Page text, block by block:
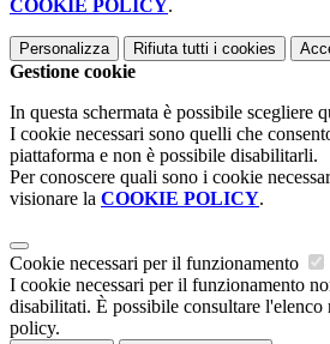
COOKIE POLICY.
Personalizza Rifiuta tutti i cookies
Gestione cookie
In questa schermata è possibile scegliere
I cookie necessari sono quelli che
piattaforma e non è possibile disabilitarli.
Per conoscere quali sono i cookie
visionare la COOKIE POLICY.
Cookie necessari per il funzionamento
I cookie necessari per il funzionamento
disabilitati. È possibile consultare
policy.